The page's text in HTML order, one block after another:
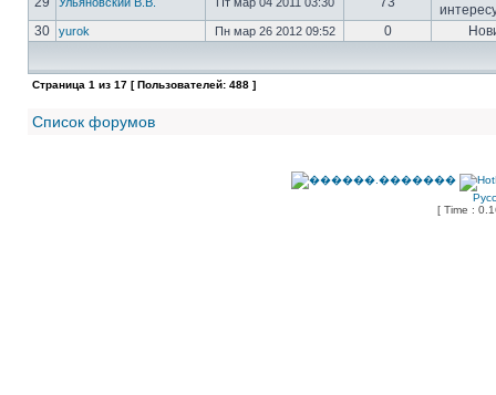
30
yurok Пн мар 26 2012 09:52 0
Страница 1 из 17 [ Пользователей: 488 ]
Список форумов
[ Time :